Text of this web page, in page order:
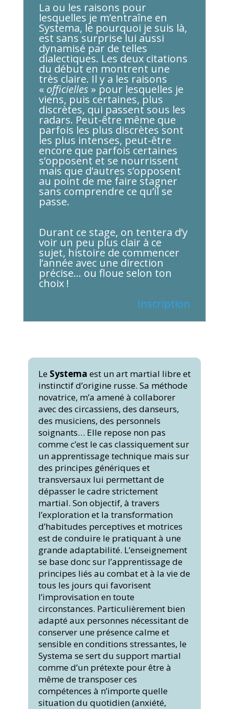
La ou les raisons pour
lesquelles je m’entraîne en
Systema, le pourquoi je suis là,
est sans surprise lui aussi
dynamisé par de telles
dialectiques. Les deux citations
du début en montrent une
très claire. Il y a les raisons
« officielles » pour lesquelles je
viens, puis certaines, plus
discrètes, qui passent sous les
radars. Peut-être même que
parfois les plus discrètes sont
les plus intenses, peut-être
encore que parfois certaines
s’opposent et se nourrissent
mais que d’autres s’opposent
au point de me faire stagner
sans comprendre ce qu’il se
passe.
Durant ce stage, on tentera d’y
voir un peu plus clair à ce
sujet, histoire de commencer
l’année avec une direction
précise… ou floue selon ton
choix !
Inscription
Le Systema est un art martial libre et
instinctif d’origine russe. Sa méthode
novatrice, m’a amené à collaborer
avec des circassiens, des danseurs,
des musiciens, des personnels
soignants… Elle repose non pas
comme c’est le cas classiquement sur
un apprentissage technique mais sur
des principes génériques et
transversaux lui permettant de
dépasser le cadre strictement
martial. Son objectif, à travers
l’exploration et la transformation
d’habitudes perceptives et motrices
est de conduire le pratiquant à une
grande adaptabilité. L’enseignement
se base donc sur l’apprentissage de
principes liés au combat et à la vie de
tous les jours qui favorisent
l’improvisation en toute
circonstances. Particulièrement bien
adapté aux personnes nécessitant de
conserver une présence calme et
sensible en conditions stressantes, le
Systema se sert du support martial
comme d’un prétexte pour être à
même de transposer ces
compétences à n’importe quelle
situation du quotidien (anxiété,